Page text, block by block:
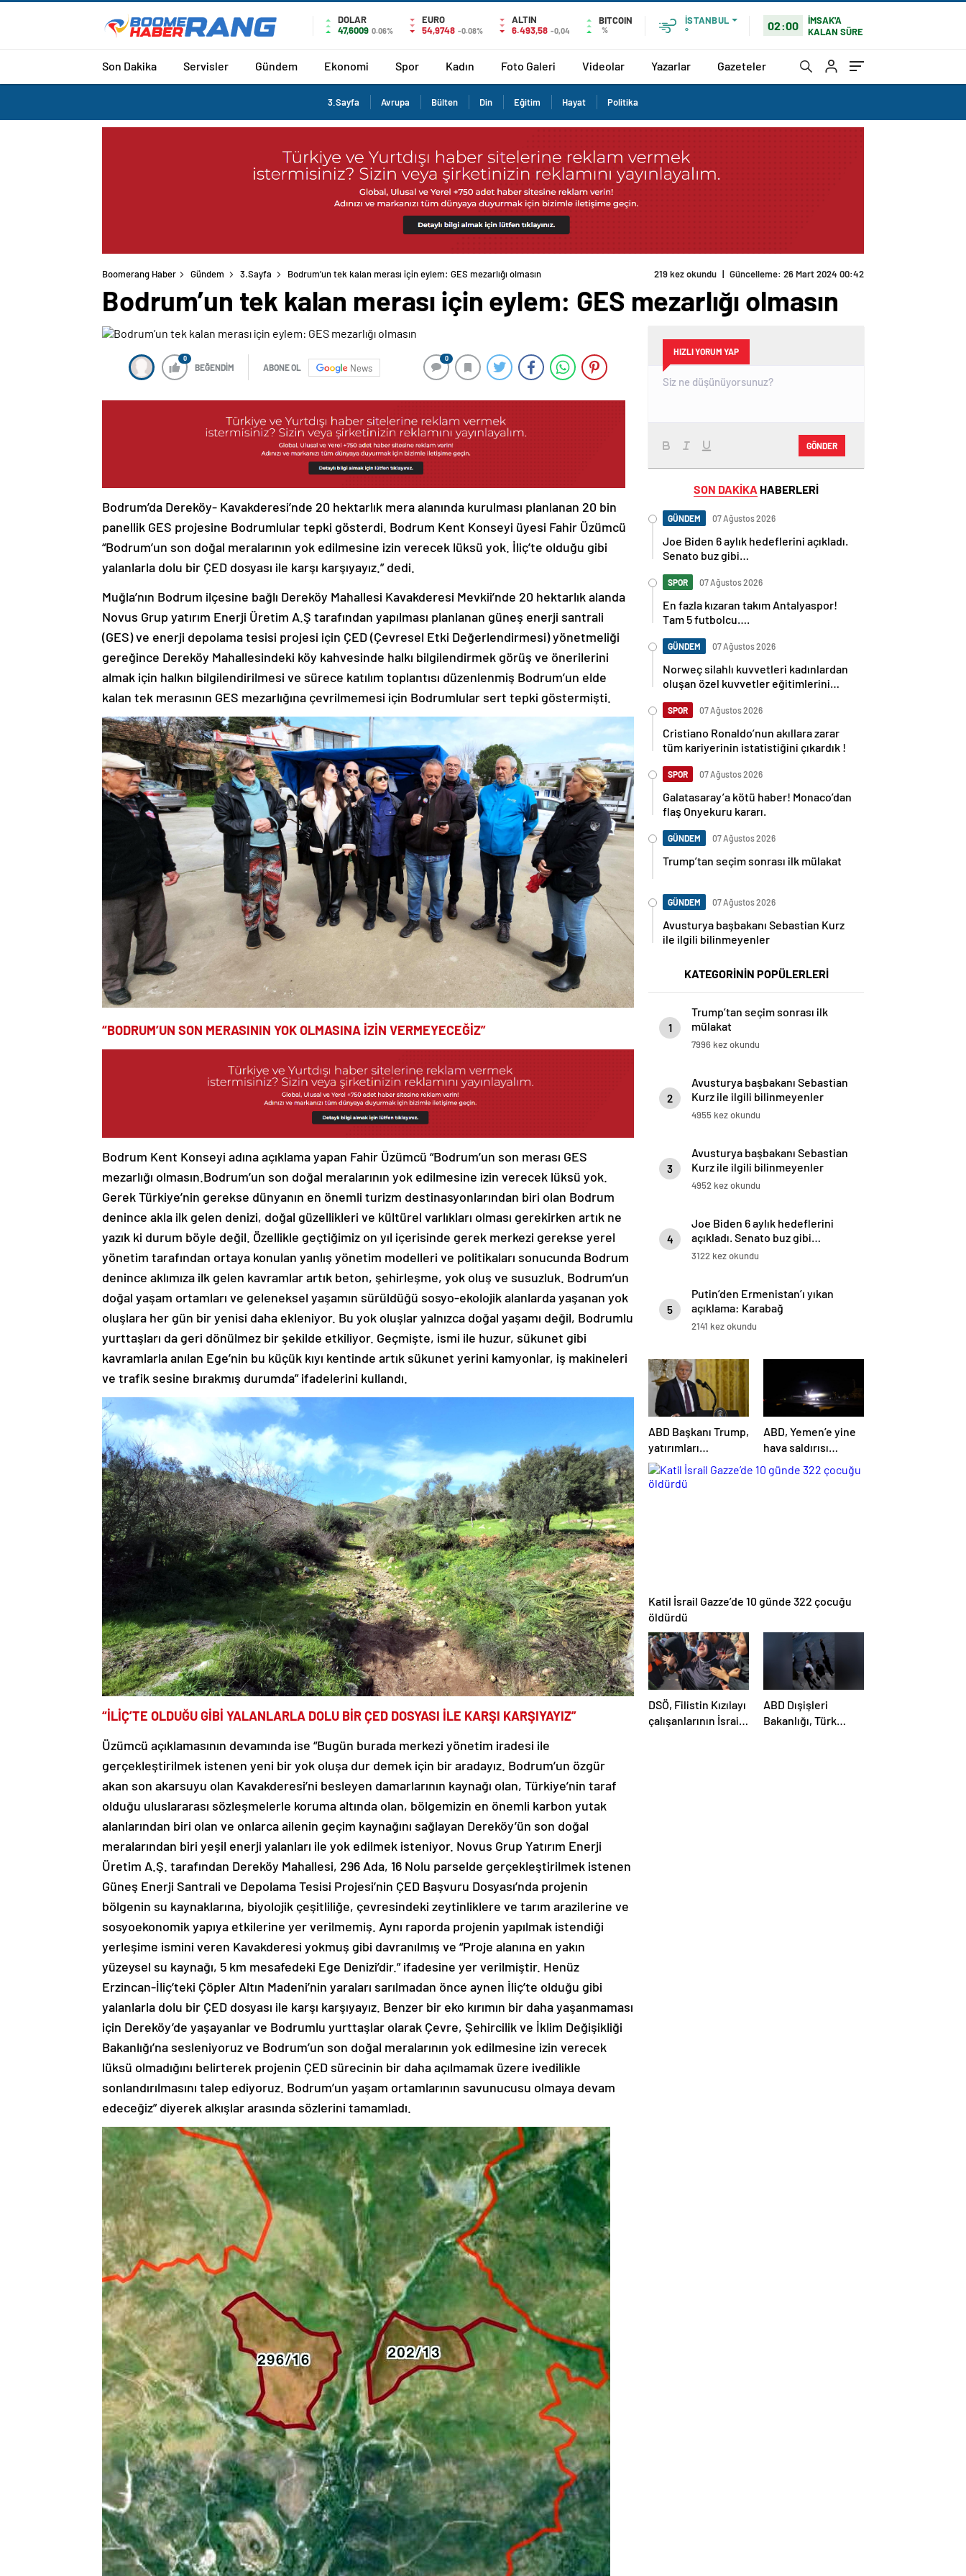
DOLAR
47,6009 0.06%
EURO
54,9748 -0.08%
ALTIN
6.493,58 -0,04
BITCOIN
%
İSTANBUL
°
02:00
İMSAK'A
KALAN SÜRE
Son Dakika Servisler Gündem Ekonomi Spor Kadın Foto Galeri Videolar Yazarlar Gazeteler
3.Sayfa Avrupa Bülten Din Eğitim Hayat Politika
Boomerang Haber Gündem 3.Sayfa Bodrum’un tek kalan merası için eylem: GES mezarlığı olmasın 219 kez okundu | Güncelleme: 26 Mart 2024 00:42
Bodrum’un tek kalan merası için eylem: GES mezarlığı olmasın
0
BEĞENDİM ABONE OL News
0
Bodrum’da Dereköy- Kavakderesi’nde 20 hektarlık mera alanında kurulması planlanan 20 bin
panellik GES projesine Bodrumlular tepki gösterdi. Bodrum Kent Konseyi üyesi Fahir Üzümcü
“Bodrum’un son doğal meralarının yok edilmesine izin verecek lüksü yok. İliç’te olduğu gibi
yalanlarla dolu bir ÇED dosyası ile karşı karşıyayız.” dedi.
Muğla’nın Bodrum ilçesine bağlı Dereköy Mahallesi Kavakderesi Mevkii’nde 20 hektarlık alanda
Novus Grup yatırım Enerji Üretim A.Ş tarafından yapılması planlanan güneş enerji santrali
(GES) ve enerji depolama tesisi projesi için ÇED (Çevresel Etki Değerlendirmesi) yönetmeliği
gereğince Dereköy Mahallesindeki köy kahvesinde halkı bilgilendirmek görüş ve önerilerini
almak için halkın bilgilendirilmesi ve sürece katılım toplantısı düzenlenmiş Bodrum’un elde
kalan tek merasının GES mezarlığına çevrilmemesi için Bodrumlular sert tepki göstermişti.
“BODRUM’UN SON MERASININ YOK OLMASINA İZİN VERMEYECEĞİZ”
Bodrum Kent Konseyi adına açıklama yapan Fahir Üzümcü “Bodrum’un son merası GES
mezarlığı olmasın.Bodrum’un son doğal meralarının yok edilmesine izin verecek lüksü yok.
Gerek Türkiye’nin gerekse dünyanın en önemli turizm destinasyonlarından biri olan Bodrum
denince akla ilk gelen denizi, doğal güzellikleri ve kültürel varlıkları olması gerekirken artık ne
yazık ki durum böyle değil. Özellikle geçtiğimiz on yıl içerisinde gerek merkezi gerekse yerel
yönetim tarafından ortaya konulan yanlış yönetim modelleri ve politikaları sonucunda Bodrum
denince aklımıza ilk gelen kavramlar artık beton, şehirleşme, yok oluş ve susuzluk. Bodrum’un
doğal yaşam ortamları ve geleneksel yaşamın sürüldüğü sosyo-ekolojik alanlarda yaşanan yok
oluşlara her gün bir yenisi daha ekleniyor. Bu yok oluşlar yalnızca doğal yaşamı değil, Bodrumlu
yurttaşları da geri dönülmez bir şekilde etkiliyor. Geçmişte, ismi ile huzur, sükunet gibi
kavramlarla anılan Ege’nin bu küçük kıyı kentinde artık sükunet yerini kamyonlar, iş makineleri
ve trafik sesine bırakmış durumda” ifadelerini kullandı.
“İLİÇ’TE OLDUĞU GİBİ YALANLARLA DOLU BİR ÇED DOSYASI İLE KARŞI KARŞIYAYIZ”
Üzümcü açıklamasının devamında ise “Bugün burada merkezi yönetim iradesi ile
gerçekleştirilmek istenen yeni bir yok oluşa dur demek için bir aradayız. Bodrum’un özgür
akan son akarsuyu olan Kavakderesi’ni besleyen damarlarının kaynağı olan, Türkiye’nin taraf
olduğu uluslararası sözleşmelerle koruma altında olan, bölgemizin en önemli karbon yutak
alanlarından biri olan ve onlarca ailenin geçim kaynağını sağlayan Dereköy’ün son doğal
meralarından biri yeşil enerji yalanları ile yok edilmek isteniyor. Novus Grup Yatırım Enerji
Üretim A.Ş. tarafından Dereköy Mahallesi, 296 Ada, 16 Nolu parselde gerçekleştirilmek istenen
Güneş Enerji Santrali ve Depolama Tesisi Projesi’nin ÇED Başvuru Dosyası’nda projenin
bölgenin su kaynaklarına, biyolojik çeşitliliğe, çevresindeki zeytinliklere ve tarım arazilerine ve
sosyoekonomik yapıya etkilerine yer verilmemiş. Aynı raporda projenin yapılmak istendiği
yerleşime ismini veren Kavakderesi yokmuş gibi davranılmış ve “Proje alanına en yakın
yüzeysel su kaynağı, 5 km mesafedeki Ege Denizi’dir.” ifadesine yer verilmiştir. Henüz
Erzincan-İliç’teki Çöpler Altın Madeni’nin yaraları sarılmadan önce aynen İliç’te olduğu gibi
yalanlarla dolu bir ÇED dosyası ile karşı karşıyayız. Benzer bir eko kırımın bir daha yaşanmaması
için Dereköy’de yaşayanlar ve Bodrumlu yurttaşlar olarak Çevre, Şehircilik ve İklim Değişikliği
Bakanlığı’na sesleniyoruz ve Bodrum’un son doğal meralarının yok edilmesine izin verecek
lüksü olmadığını belirterek projenin ÇED sürecinin bir daha açılmamak üzere ivedilikle
sonlandırılmasını talep ediyoruz. Bodrum’un yaşam ortamlarının savunucusu olmaya devam
edeceğiz” diyerek alkışlar arasında sözlerini tamamladı.
HIZLI YORUM YAP
GÖNDER
SON DAKİKA HABERLERİ
GÜNDEM 07 Ağustos 2026
Joe Biden 6 aylık hedeflerini açıkladı.
Senato buz gibi…
SPOR 07 Ağustos 2026
En fazla kızaran takım Antalyaspor!
Tam 5 futbolcu….
GÜNDEM 07 Ağustos 2026
Norweç silahlı kuvvetleri kadınlardan
oluşan özel kuvvetler eğitimlerini
SPOR 07 Ağustos 2026
Cristiano Ronaldo’nun akıllara zarar
tüm kariyerinin istatistiğini çıkardık !
SPOR 07 Ağustos 2026
Galatasaray’a kötü haber! Monaco’dan
flaş Onyekuru kararı.
GÜNDEM 07 Ağustos 2026
Trump’tan seçim sonrası ilk mülakat
GÜNDEM 07 Ağustos 2026
Avusturya başbakanı Sebastian Kurz
ile ilgili bilinmeyenler
KATEGORİNİN POPÜLERLERİ
1
Trump’tan seçim sonrası ilk
mülakat
7996 kez okundu
2
Avusturya başbakanı Sebastian
Kurz ile ilgili bilinmeyenler
4955 kez okundu
3
Avusturya başbakanı Sebastian
Kurz ile ilgili bilinmeyenler
4952 kez okundu
4
Joe Biden 6 aylık hedeflerini
açıkladı. Senato buz gibi…
3122 kez okundu
5
Putin’den Ermenistan’ı yıkan
açıklama: Karabağ
Azerbaycan’ın ayrılmaz bir
2141 kez okundu
ABD Başkanı Trump,
yatırımları
hızlandırmak için
yeni bir ofis kuruyor
ABD, Yemen’e yine
hava saldırısı
düzenledi
Katil İsrail Gazze’de 10 günde 322 çocuğu
öldürdü
DSÖ, Filistin Kızılayı
çalışanlarının İsrail
ABD Dışişleri
Bakanlığı, Türk